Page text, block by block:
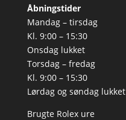
Åbningstider
Mandag – tirsdag
Kl. 9:00 – 15:30
Onsdag lukket
Torsdag – fredag
Kl. 9:00 – 15:30
Lørdag og søndag lukket
Brugte Rolex ure